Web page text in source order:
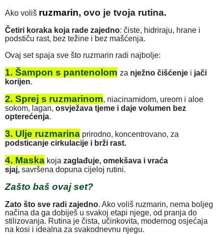
Ako voliš ruzmarin, ovo je tvoja rutina.
Četiri koraka koja rade zajedno: čiste, hidriraju, hrane i
podstiču rast, bez težine i bez mašćenja.
Ovaj set spaja sve što ruzmarin radi najbolje:
1. Šampon s pantenolom za nježno čišćenje i jači
korijen.
2. Sprej s ruzmarinom, niacinamidom, ureom i aloe
sokom, lagan, osvježava tjeme i daje volumen bez
opterećenja.
3. Ulje ruzmarina prirodno, koncentrovano, za
podsticanje cirkulacije i brži rast.
4. Maska koja zaglađuje, omekšava i vraća
sjaj, savršena dopuna cijeloj rutini.
Zašto baš ovaj set?
Zato što sve radi zajedno. Ako voliš ruzmarin, nema boljeg
načina da ga dobiješ u svakoj etapi njege, od pranja do
stilizovanja. Rutina je čista, učinkovita, modernog osjećaja
na kosi i idealna za svakodnevnu njegu.